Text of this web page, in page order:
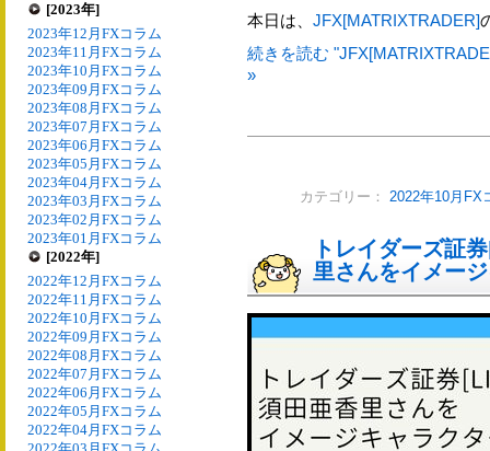
[2023年]
2023年12月FXコラム
2023年11月FXコラム
2023年10月FXコラム
2023年09月FXコラム
2023年08月FXコラム
2023年07月FXコラム
2023年06月FXコラム
2023年05月FXコラム
2023年04月FXコラム
2023年03月FXコラム
2023年02月FXコラム
2023年01月FXコラム
[2022年]
2022年12月FXコラム
2022年11月FXコラム
2022年10月FXコラム
2022年09月FXコラム
2022年08月FXコラム
2022年07月FXコラム
2022年06月FXコラム
2022年05月FXコラム
2022年04月FXコラム
本日は、 JFX[MATRIXTRADER]
続きを読む
»
カテゴリー： 2022年10月FX
トレイダーズ証
里さんをイメー